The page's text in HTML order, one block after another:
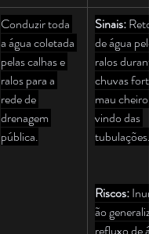
Conduzir toda
a água coletada
pelas calhas e
ralos para a
rede de
drenagem
pública.
Sinais:
de água
ralos
chuvas
mau cheiro
vindo das
tubulações.
Riscos:
ão